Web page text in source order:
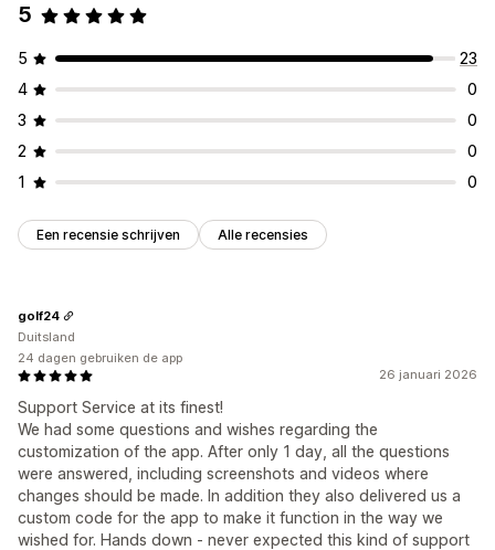
5
5
23
4
0
3
0
2
0
1
0
Een recensie schrijven Alle recensies
26 januari 2026
Support Service at its finest!
We had some questions and wishes regarding the
customization of the app. After only 1 day, all the questions
were answered, including screenshots and videos where
changes should be made. In addition they also delivered us a
custom code for the app to make it function in the way we
wished for. Hands down - never expected this kind of support
golf24
Duitsland
24 dagen gebruiken de app